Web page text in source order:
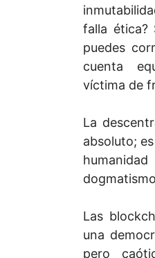
falla ética?
puedes
cuenta
víctima de
La
absoluto;
Las
una
pero